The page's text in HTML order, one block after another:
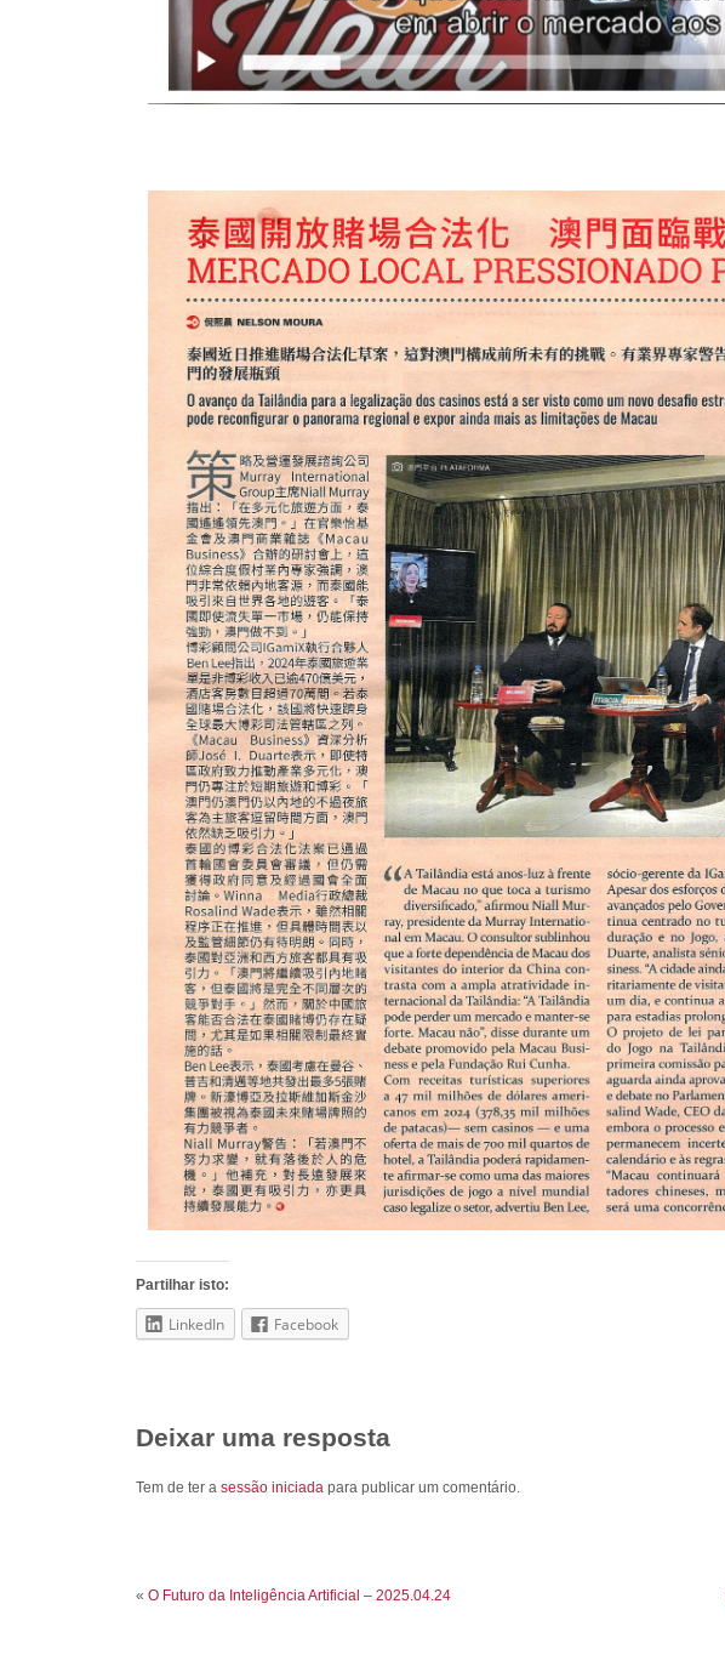
Partilhar isto:
LinkedIn Facebook
Deixar uma resposta
Tem de ter a sessão iniciada para publicar um comentário.
« O Futuro da Inteligência Artificial – 2025.04.24